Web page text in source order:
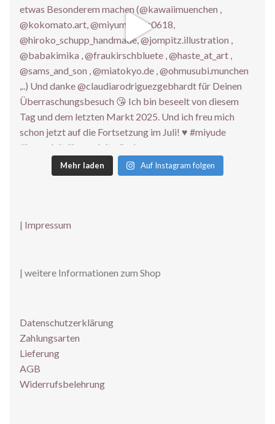
Mehr laden Auf Instagram folgen
| Impressum
| weitere Informationen zum Shop
Datenschutzerklärung
Zahlungsarten
Lieferung
AGB
Widerrufsbelehrung